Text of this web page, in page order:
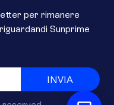
per rimanere
Sunprime
INVIA